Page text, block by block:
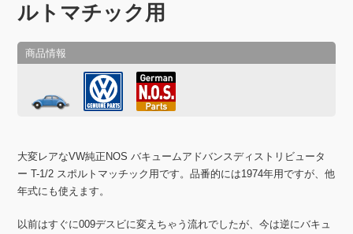
ルトマチック用
大変レアなVW純正NOS バキュームアドバンスディストリビュータ
ー T-1/2 スポルトマッチック用です。品番的には1974年用ですが、他
年式にも使えます。
以前はすぐに009デスビに変えちゃう流れでしたが、今は逆にバキュ